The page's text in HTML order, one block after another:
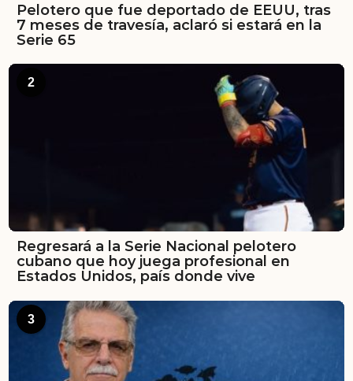
Pelotero que fue deportado de EEUU, tras
7 meses de travesía, aclaró si estará en la
Serie 65
2
Regresará a la Serie Nacional pelotero
cubano que hoy juega profesional en
Estados Unidos, país donde vive
3